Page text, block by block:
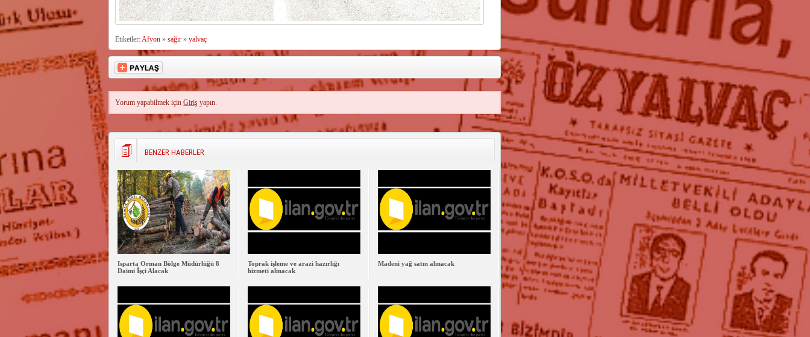
Etiketler:Afyon» sağır» yalvaç
Yorum yapabilmek içinGiriş yapın.
BENZER HABERLER
Isparta Orman Bölge Müdürlüğü 8
Daimi İşçi Alacak
Toprak işleme ve arazi hazırlığı
hizmeti alınacak
Madeni yağ satın alınacak